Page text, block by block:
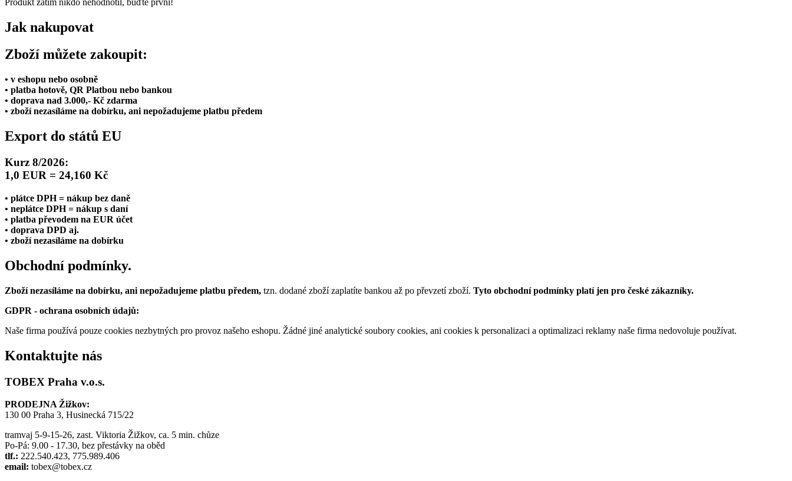
Jak nakupovat
Zboží můžete zakoupit:
• v eshopu nebo osobně
• platba hotově, QR Platbou nebo bankou
• doprava nad 3.000,- Kč zdarma
• zboží nezasíláme na dobírku, ani nepožadujeme platbu předem
Export do států EU
Kurz 8/2026:
1,0 EUR = 24,160 Kč
• plátce DPH = nákup bez daně
• neplátce DPH = nákup s daní
• platba převodem na EUR účet
• doprava DPD aj.
• zboží nezasíláme na dobírku
Obchodní podmínky.
Zboží nezasíláme na dobírku, ani nepožadujeme platbu předem, tzn. dodané zboží zaplatíte bankou až po převzetí zboží. Tyto obchodní podmínky platí jen pro české zákazníky.
GDPR - ochrana osobních údajů:
Naše firma používá pouze cookies nezbytných pro provoz našeho eshopu. Žádné jiné analytické soubory cookies, ani cookies k personalizaci a optimalizaci reklamy naše firma nedovoluje používat.
Kontaktujte nás
TOBEX Praha v.o.s.
PRODEJNA Žižkov:
130 00 Praha 3, Husinecká 715/22
tramvaj 5-9-15-26, zast. Viktoria Žižkov, ca. 5 min. chůze
Po-Pá: 9.00 - 17.30, bez přestávky na oběd
tlf.: 222.540.423, 775.989.406
email: tobex@tobex.cz